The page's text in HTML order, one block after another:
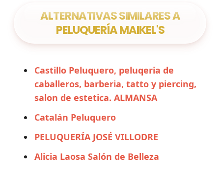
ALTERNATIVAS SIMILARES A
PELUQUERÍA MAIKEL'S
Castillo Peluquero, peluqeria de
caballeros, barberia, tatto y piercing,
salon de estetica. ALMANSA
Catalán Peluquero
PELUQUERÍA JOSÉ VILLODRE
Alicia Laosa Salón de Belleza